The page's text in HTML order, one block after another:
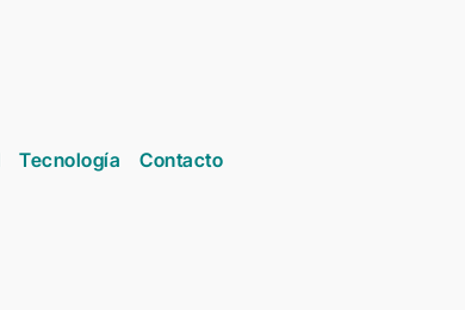
Tecnología Contacto